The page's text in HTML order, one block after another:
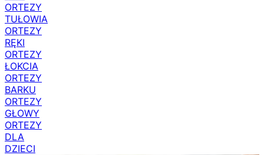
UDA
ORTEZY
TUŁOWIA
ORTEZY
RĘKI
ORTEZY
ŁOKCIA
ORTEZY
BARKU
ORTEZY
GŁOWY
ORTEZY
DLA